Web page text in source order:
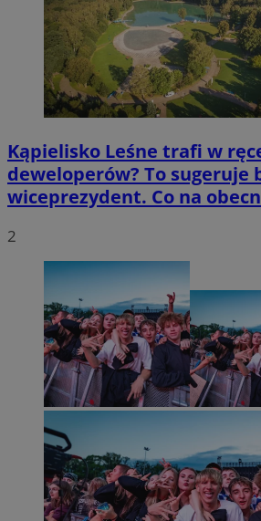
Kąpielisko Leśne trafi w
deweloperów? To sugeruje
wiceprezydent. Co na
2